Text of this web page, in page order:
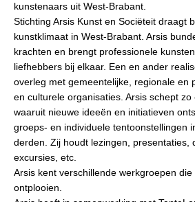
kunstenaars uit West-Brabant.
Stichting Arsis Kunst en Sociëteit draagt
kunstklimaat in West-Brabant. Arsis
krachten en brengt professionele
liefhebbers bij elkaar. Een en ander
overleg met gemeentelijke, regionale en
en culturele organisaties. Arsis schept
waaruit nieuwe ideeën en initiatieven
groeps- en individuele tentoonstellingen
derden. Zij houdt lezingen, presentaties,
excursies, etc.
Arsis kent verschillende werkgroepen die
ontplooien.